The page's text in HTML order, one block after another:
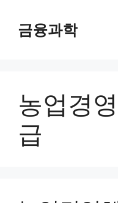
금융과학
농업경
급